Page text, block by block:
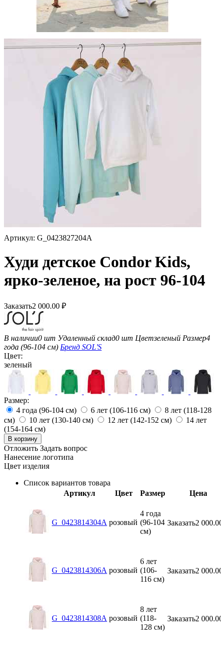
Артикул: G_0423827204A
Худи детское Condor Kids,
ярко-зеленое, на рост 96-104
Заказать2 000.00 ₽
В наличии0 шт Удаленный склад0 шт Цветзеленый Размер4
года (96-104 см) Бренд SOL'S
Цвет:
зеленый
Размер:
4 года (96-104 см)
6 лет (106-116 см)
8 лет (118-128
см)
10 лет (130-140 см) 12 лет (142-152 см)
14 лет
(154-164 см)
В корзину
Отложить Задать вопрос
Нанесение логотипа
Цвет изделия
Список вариантов товара
Артикул
Цвет Размер Цена
G_0423814304A розовый
4 года
(96-104
см)
Заказать2
G_0423814306A розовый
6 лет
(106-
116 см)
Заказать2
G_0423814308A розовый
8 лет
(118-
128 см)
Заказать2